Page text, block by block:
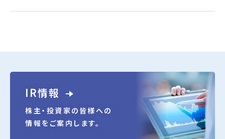
IR情報
株主・投資家の皆様への
情報をご案内します。